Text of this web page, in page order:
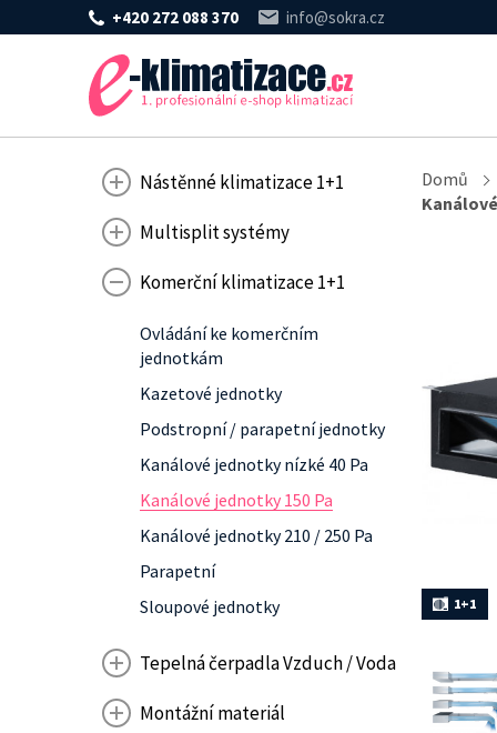
+420 272 088 370 info@sokra.cz
Nástěnné klimatizace 1+1
Multisplit systémy
Komerční klimatizace 1+1
Ovládání ke komerčním
jednotkám
Kazetové jednotky
Podstropní / parapetní jednotky
Kanálové jednotky nízké 40 Pa
Kanálové jednotky 150 Pa
Kanálové jednotky 210 / 250 Pa
Parapetní
Sloupové jednotky
Tepelná čerpadla Vzduch / Voda
Montážní materiál
Domů
1+1